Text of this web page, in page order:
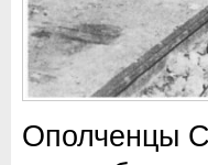
Ополченцы